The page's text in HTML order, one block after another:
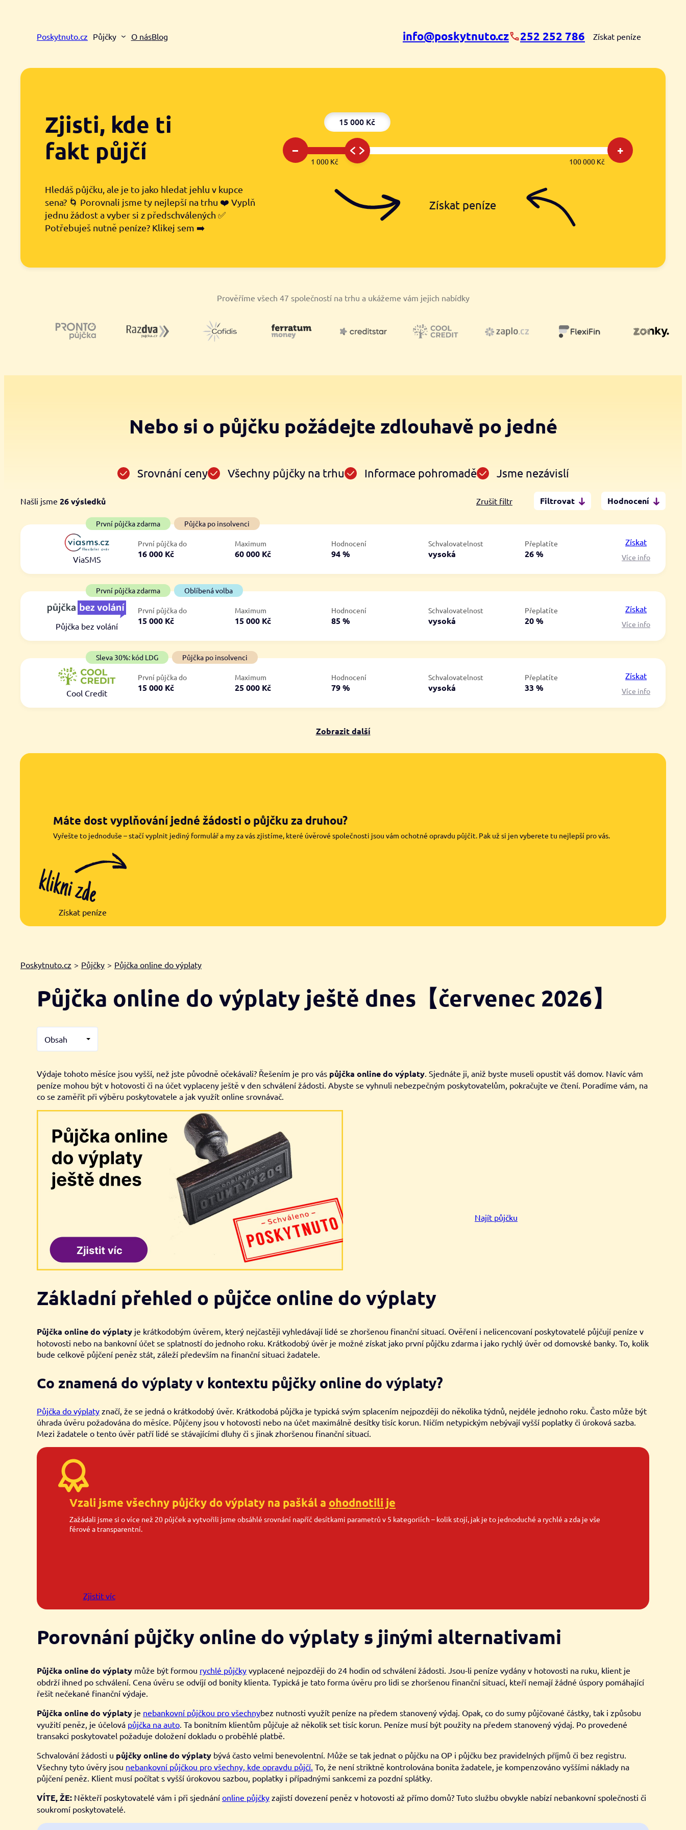
Poskytnuto.cz Půjčky O násBlog info@poskytnuto.cz 252 252 786 Získat peníze
Zjisti, kde ti
fakt půjčí
Hledáš půjčku, ale je to jako hledat jehlu v kupce
sena? 🌀 Porovnali jsme ty nejlepší na trhu ❤️ Vyplň
jednu žádost a vyber si z předschválených ✅
Potřebuješ nutně peníze? Klikej sem ➡️
15 000 Kč
– +
1 000 Kč 100 000 Kč
Získat peníze
Prověříme všech 47 společností na trhu a ukážeme vám jejich nabídky
Nebo si o půjčku požádejte zdlouhavě po jedné
Srovnání ceny Všechny půjčky na trhu Informace pohromadě Jsme nezávislí
Zrušit filtr Filtrovat
Hodnocení
Od
Do
První půjčka zdarma
ano
Našli jsme 26výsledků
První půjčka zdarma Půjčka po insolvenci
ViaSMS
První půjčka do
16 000 Kč
Maximum
60 000 Kč
Hodnocení
94 %
Schvalovatelnost
vysoká
Přeplatíte
26 %
Získat
Více info
První půjčka zdarma Oblíbená volba
Půjčka bez volání
První půjčka do
15 000 Kč
Maximum
15 000 Kč
Hodnocení
85 %
Schvalovatelnost
vysoká
Přeplatíte
20 %
Získat
Více info
Sleva 30%: kód LDG Půjčka po insolvenci
Cool Credit
První půjčka do
15 000 Kč
Maximum
25 000 Kč
Hodnocení
79 %
Schvalovatelnost
vysoká
Přeplatíte
33 %
Získat
Více info
Zobrazit další
Máte dost vyplňování jedné žádosti o půjčku za druhou?
Vyřešte to jednoduše – stačí vyplnit jediný formulář a my za vás zjistíme, které úvěrové společnosti jsou vám ochotné opravdu půjčit. Pak už si jen vyberete tu nejlepší pro vás.
Získat peníze
Poskytnuto.cz > Půjčky > Půjčka online do výplaty
Půjčka online do výplaty ještě dnes【červenec 2026】
Obsah
Výdaje tohoto měsíce jsou vyšší, než jste původně očekávali? Řešením je pro vás půjčka online do výplaty . Sjednáte ji, aniž byste museli opustit váš domov. Navíc vám
peníze mohou být v hotovosti či na účet vyplaceny ještě v den schválení žádosti. Abyste se vyhnuli nebezpečným poskytovatelům, pokračujte ve čtení. Poradíme vám, na
co se zaměřit při výběru poskytovatele a jak využít online srovnávač.
Najít půjčku
Základní přehled o půjčce online do výplaty
Půjčka online do výplaty je krátkodobým úvěrem, který nejčastěji vyhledávají lidé se zhoršenou finanční situací. Ověření i nelicencovaní poskytovatelé půjčují peníze v
hotovosti nebo na bankovní účet se splatností do jednoho roku. Krátkodobý úvěr je možné získat jako první půjčku zdarma i jako rychlý úvěr od domovské banky. To, kolik
bude celkově půjčení peněz stát, záleží především na finanční situaci žadatele.
Co znamená do výplaty v kontextu půjčky online do výplaty?
Půjčka do výplaty značí, že se jedná o krátkodobý úvěr. Krátkodobá půjčka je typická svým splacením nejpozději do několika týdnů, nejdéle jednoho roku. Často může být
úhrada úvěru požadována do měsíce. Půjčeny jsou v hotovosti nebo na účet maximálně desítky tisíc korun. Ničím netypickým nebývají vyšší poplatky či úroková sazba.
Mezi žadatele o tento úvěr patří lidé se stávajícími dluhy či s jinak zhoršenou finanční situací.
Vzali jsme všechny půjčky do výplaty na paškál a ohodnotili je
Zažádali jsme si o více než 20 půjček a vytvořili jsme obsáhlé srovnání napříč desítkami parametrů v 5 kategoriích – kolik stojí, jak je to jednoduché a rychlé a zda je vše
férové a transparentní.
Zjistit víc
Porovnání půjčky online do výplaty s jinými alternativami
Půjčka online do výplaty může být formou rychlé půjčky vyplacené nejpozději do 24 hodin od schválení žádosti. Jsou-li peníze vydány v hotovosti na ruku, klient je
obdrží ihned po schválení. Cena úvěru se odvíjí od bonity klienta. Typická je tato forma úvěru pro lidi se zhoršenou finanční situací, kteří nemají žádné úspory pomáhající
řešit nečekané finanční výdaje.
Půjčka online do výplaty je nebankovní půjčkou pro všechnybez nutnosti využít peníze na předem stanovený výdaj. Opak, co do sumy půjčované částky, tak i způsobu
využití peněz, je účelová půjčka na auto . Ta bonitním klientům půjčuje až několik set tisíc korun. Peníze musí být použity na předem stanovený výdaj. Po provedené
transakci poskytovatel požaduje doložení dokladu o proběhlé platbě.
Schvalování žádosti u půjčky online do výplaty bývá často velmi benevolentní. Může se tak jednat o půjčku na OP i půjčku bez pravidelných příjmů či bez registru.
Všechny tyto úvěry jsou nebankovní půjčkou pro všechny, kde opravdu půjčí. To, že není striktně kontrolována bonita žadatele, je kompenzováno vyššími náklady na
půjčení peněz. Klient musí počítat s vyšší úrokovou sazbou, poplatky i případnými sankcemi za pozdní splátky.
VÍTE, ŽE: Někteří poskytovatelé vám i při sjednání online půjčky zajistí dovezení peněz v hotovosti až přímo domů? Tuto službu obvykle nabízí nebankovní společnosti či
soukromí poskytovatelé.